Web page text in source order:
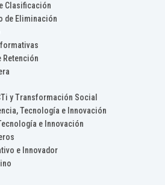
Clasificación
de Eliminación
Retención
y Transformación Social
Tecnología e Innovación
e Innovación
e Innovador